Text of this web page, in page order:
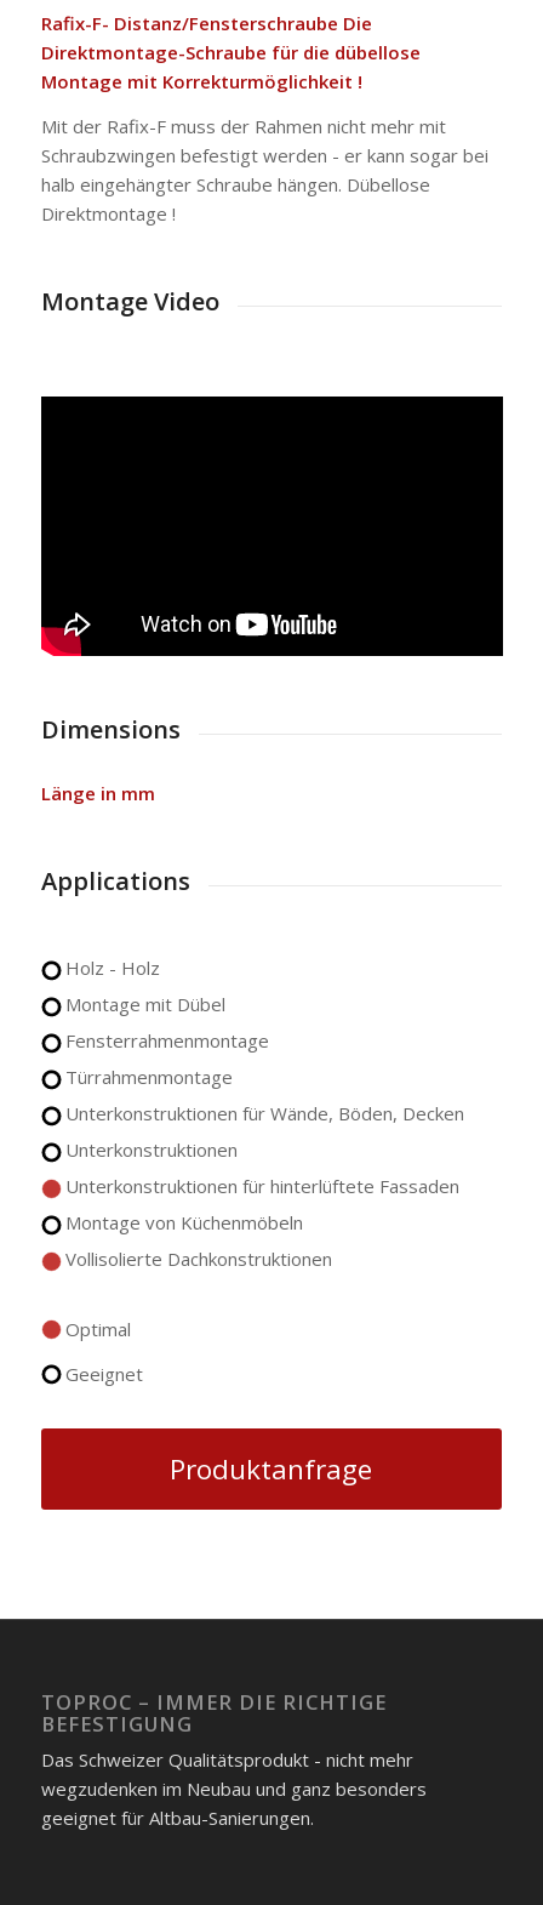
Rafix-F- Distanz/Fensterschraube Die
Direktmontage-Schraube für die dübellose
Montage mit Korrekturmöglichkeit !
Mit der Rafix-F muss der Rahmen nicht mehr mit
Schraubzwingen befestigt werden - er kann sogar bei
halb eingehängter Schraube hängen. Dübellose
Direktmontage !
Montage Video
Dimensions
Länge in mm
Applications
Holz - Holz
Montage mit Dübel
Fensterrahmenmontage
Türrahmenmontage
Unterkonstruktionen für Wände, Böden, Decken
Unterkonstruktionen
Unterkonstruktionen für hinterlüftete Fassaden
Montage von Küchenmöbeln
Vollisolierte Dachkonstruktionen
Optimal
Geeignet
Produktanfrage
TOPROC – IMMER DIE RICHTIGE
BEFESTIGUNG
Das Schweizer Qualitätsprodukt - nicht mehr
wegzudenken im Neubau und ganz besonders
geeignet für Altbau-Sanierungen.